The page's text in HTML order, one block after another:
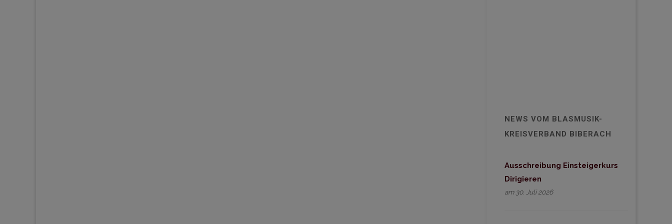
NEWS VOM BLASMUSIK-
KREISVERBAND BIBERACH
Ausschreibung Einsteigerkurs
Dirigieren
am 30. Juli 2026